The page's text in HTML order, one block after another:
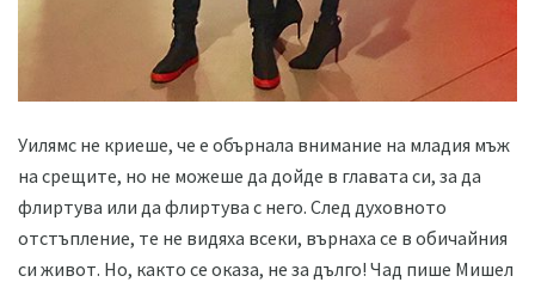
Уилямс не криеше, че е обърнала внимание на младия мъж
на срещите, но не можеше да дойде в главата си, за да
флиртува или да флиртува с него. След духовното
отстъпление, те не видяха всеки, върнаха се в обичайния
си живот. Но, както се оказа, не за дълго! Чад пише Мишел